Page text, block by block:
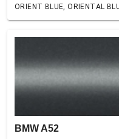
ORIENT BLUE, ORIENTAL
BMW A52